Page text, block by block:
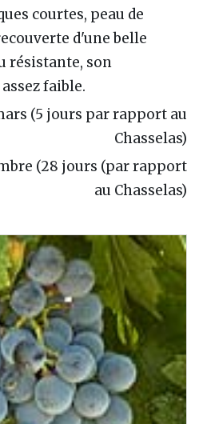
courtes, peau de
d'une belle
résistante, son
faible.
(5 jours par rapport au
Chasselas)
(28 jours (par rapport
au Chasselas)